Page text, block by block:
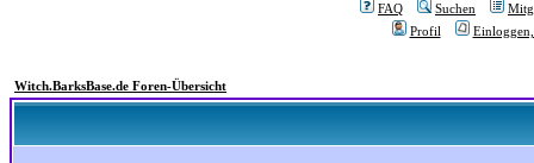
FAQ Suchen
Profil
Witch.BarksBase.de Foren-Übersicht